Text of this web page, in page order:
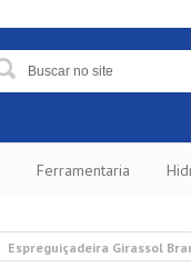
Ferramentaria
Espreguiçadeira Girassol